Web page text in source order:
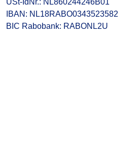
USt-IdNr.: NL860244246B01
IBAN: NL18RABO0343523582
BIC Rabobank: RABONL2U